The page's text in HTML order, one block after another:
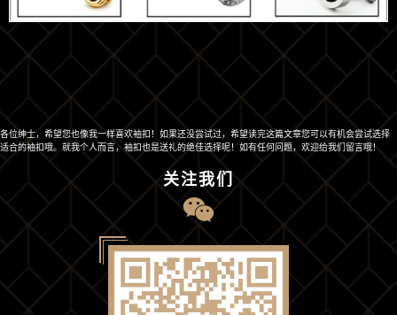
各位绅士，希望您也像我一样喜欢袖扣！如果还没尝试过，希望读完这篇文章您可以有机会尝试选择
适合的袖扣哦。就我个人而言，袖扣也是送礼的绝佳选择呢！如有任何问题，欢迎给我们留言哦！
关注我们